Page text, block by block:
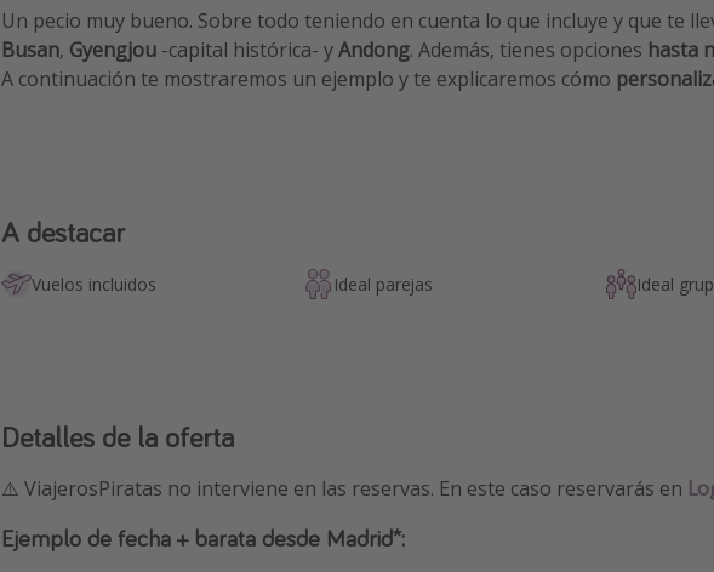
Un pecio muy bueno. Sobre todo teniendo en cuenta lo que incluye y que te
Busan, Gyengjou -capital histórica- yAndong. Además, tienes opciones hasta
A continuación te mostraremos un ejemplo y te explicaremos cómo
A destacar
Vuelos incluidos Ideal parejas Ideal
Detalles de la oferta
⚠️ ViajerosPiratas no interviene en las reservas. En este caso reservarás en
Ejemplo de fecha + barata desde Madrid*: